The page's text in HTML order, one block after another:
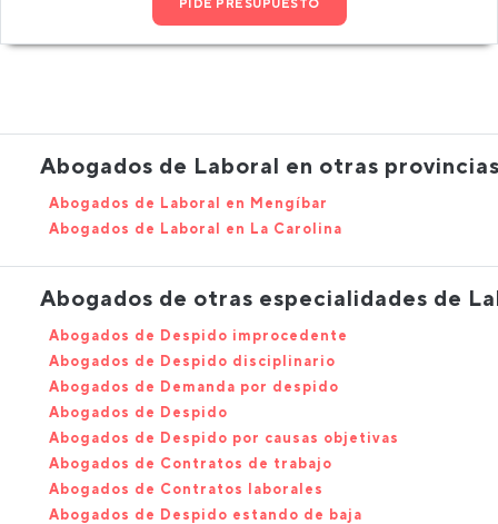
Abogados de Laboral en otras
Abogados de Laboral en Mengíbar
Abogados de Laboral en La Carolina
Abogados de otras especialidades de
Abogados de Despido improcedente
Abogados de Despido disciplinario
Abogados de Demanda por despido
Abogados de Despido
Abogados de Despido por causas objetivas
Abogados de Contratos de trabajo
Abogados de Contratos laborales
Abogados de Despido estando de baja